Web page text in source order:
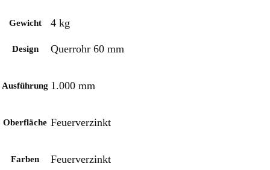
Gewicht 4 kg
Design Querrohr 60 mm
Ausführung 1.000 mm
Oberfläche Feuerverzinkt
Farben Feuerverzinkt